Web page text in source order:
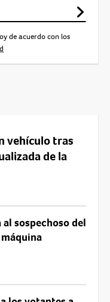
de acuerdo con los
vehículo tras
de la
sospechoso del